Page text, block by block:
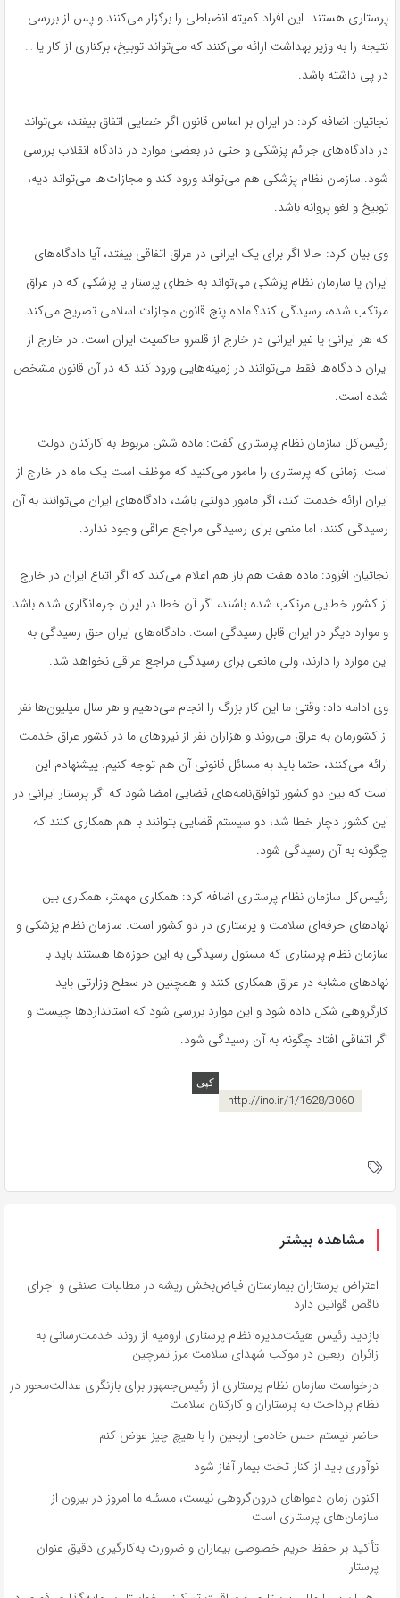
پرستاری هستند. این افراد کمیته انضباطی را برگزار می‌کنند و پس از بررسی
نتیجه را به وزیر بهداشت ارائه می‌کنند که می‌تواند توبیخ،‌ برکناری از کار یا …
در پی داشته باشد.
نجاتیان اضافه کرد: در ایران بر اساس قانون اگر خطایی اتفاق بیفتد، می‌تواند
در دادگاه‌های جرائم پزشکی و حتی در بعضی موارد در دادگاه‌ انقلاب بررسی
شود. سازمان نظام پزشکی هم می‌تواند ورود کند و مجازات‌ها می‌تواند دیه،
توبیخ و لغو پروانه باشد.
وی بیان کرد: حالا اگر برای یک ایرانی در عراق اتفاقی بیفتد، آیا دادگاه‌های
ایران یا سازمان نظام پزشکی می‌تواند به خطای پرستار یا پزشکی که در عراق
مرتکب شده، رسیدگی کند؟ ماده پنج قانون مجازات اسلامی تصریح می‌کند
که هر ایرانی یا غیر ایرانی در خارج از قلمرو حاکمیت ایران است. در خارج از
ایران دادگاه‌ها فقط می‌توانند در زمینه‌هایی ورود کند که در آن قانون مشخص
شده است.
رئيس‌کل سازمان نظام پرستاری گفت: ماده شش مربوط به کارکنان دولت
است. زمانی که پرستاری را مامور می‌کنید که موظف است یک ماه در خارج از
ایران ارائه خدمت کند، اگر مامور دولتی باشد، دادگاه‌های ایران می‌توانند به آن
رسیدگی کنند، اما منعی برای رسیدگی مراجع عراقی وجود ندارد.
نجاتیان افزود: ماده هفت هم باز هم اعلام می‌کند که اگر اتباع ایران در خارج
از کشور خطایی مرتکب شده باشند، اگر آن خطا در ایران جرم‌انگاری شده باشد
و موارد دیگر در ایران قابل رسیدگی است. دادگاه‌های ایران حق رسیدگی به
این موارد را دارند، ولی مانعی برای رسیدگی مراجع عراقی نخواهد شد.
وی ادامه داد: وقتی ما این کار بزرگ را انجام می‌دهیم و هر سال میلیون‌ها نفر
از کشورمان به عراق می‌روند و هزاران نفر از نیروهای ما در کشور عراق خدمت
ارائه می‌کنند، حتما باید به مسائل قانونی آن هم توجه کنیم. پیشنهادم این
است که بین دو کشور توافق‌نامه‌های قضایی امضا شود که اگر پرستار ایرانی در
این کشور دچار خطا شد، دو سیستم قضایی بتوانند با هم همکاری کنند که
چگونه به آن رسیدگی شود.
رئیس‌کل سازمان نظام پرستاری اضافه کرد: همکاری مهمتر، همکاری بین
نهادهای حرفه‌ای سلامت و پرستاری در دو کشور است. سازمان نظام پزشکی و
سازمان نظام پرستاری که مسئول رسیدگی به این حوزه‌ها هستند باید با
نهادهای مشابه در عراق همکاری کنند و همچنین در سطح وزارتی باید
کارگروهی شکل داده شود و این موارد بررسی شود که استانداردها چیست و
اگر اتفاقی افتاد چگونه به آن رسیدگی شود.
http://ino.ir/1/1628/3060
مشاهده بیشتر
اعتراض پرستاران بیمارستان فیاض‌بخش ریشه در مطالبات صنفی و اجرای
ناقص قوانین دارد
بازدید رئیس هیئت‌مدیره نظام پرستاری ارومیه از روند خدمت‌رسانی به
زائران اربعین در موکب شهدای سلامت مرز تمرچین
درخواست سازمان نظام پرستاری از رئیس‌جمهور برای بازنگری عدالت‌محور در
نظام پرداخت به پرستاران و کارکنان سلامت
حاضر نیستم حس خادمی اربعین را با هیچ چیز عوض کنم
نوآوری باید از کنار تخت بیمار آغاز شود
اکنون زمان دعواهای درون‌گروهی نیست، مسئله ما امروز در بیرون از
سازمان‌های پرستاری است
تأکید بر حفظ حریم خصوصی بیماران و ضرورت به‌کارگیری دقیق عنوان
پرستار